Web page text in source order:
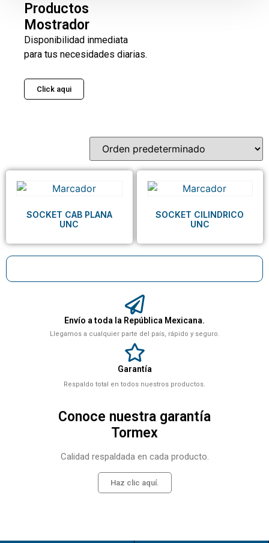
Envío a toda la República Mexicana.
Llegamos a cualquier parte del país, rápido y seguro.
Garantía
Respaldo total en todos nuestros productos.
Conoce nuestra garantía
Tormex
Calidad respaldada en cada producto.
Haz clic aquí.
Productos
Mostrador
Disponibilidad inmediata
para tus necesidades diarias.
Click aqui
SOCKET CAB PLANA
UNC
SOCKET CILINDRICO
UNC